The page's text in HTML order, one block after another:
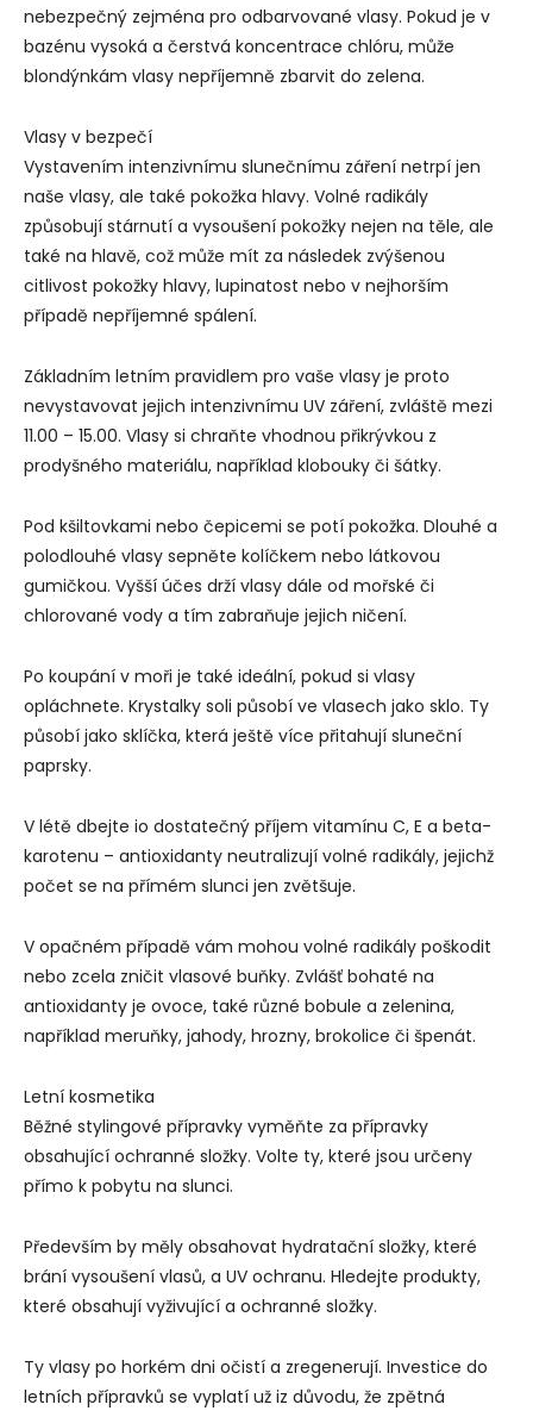
nebezpečný zejména pro odbarvované vlasy. Pokud je v
bazénu vysoká a čerstvá koncentrace chlóru, může
blondýnkám vlasy nepříjemně zbarvit do zelena.
Vlasy v bezpečí
Vystavením intenzivnímu slunečnímu záření netrpí jen
naše vlasy, ale také pokožka hlavy. Volné radikály
způsobují stárnutí a vysoušení pokožky nejen na těle, ale
také na hlavě, což může mít za následek zvýšenou
citlivost pokožky hlavy, lupinatost nebo v nejhorším
případě nepříjemné spálení.
Základním letním pravidlem pro vaše vlasy je proto
nevystavovat jejich intenzivnímu UV záření, zvláště mezi
11.00 – 15.00. Vlasy si chraňte vhodnou přikrývkou z
prodyšného materiálu, například klobouky či šátky.
Pod kšiltovkami nebo čepicemi se potí pokožka. Dlouhé a
polodlouhé vlasy sepněte kolíčkem nebo látkovou
gumičkou. Vyšší účes drží vlasy dále od mořské či
chlorované vody a tím zabraňuje jejich ničení.
Po koupání v moři je také ideální, pokud si vlasy
opláchnete. Krystalky soli působí ve vlasech jako sklo. Ty
působí jako sklíčka, která ještě více přitahují sluneční
paprsky.
V létě dbejte io dostatečný příjem vitamínu C, E a beta-
karotenu – antioxidanty neutralizují volné radikály, jejichž
počet se na přímém slunci jen zvětšuje.
V opačném případě vám mohou volné radikály poškodit
nebo zcela zničit vlasové buňky. Zvlášť bohaté na
antioxidanty je ovoce, také různé bobule a zelenina,
například meruňky, jahody, hrozny, brokolice či špenát.
Letní kosmetika
Běžné stylingové přípravky vyměňte za přípravky
obsahující ochranné složky. Volte ty, které jsou určeny
přímo k pobytu na slunci.
Především by měly obsahovat hydratační složky, které
brání vysoušení vlasů, a UV ochranu. Hledejte produkty,
které obsahují vyživující a ochranné složky.
Ty vlasy po horkém dni očistí a zregenerují. Investice do
letních přípravků se vyplatí už iz důvodu, že zpětná